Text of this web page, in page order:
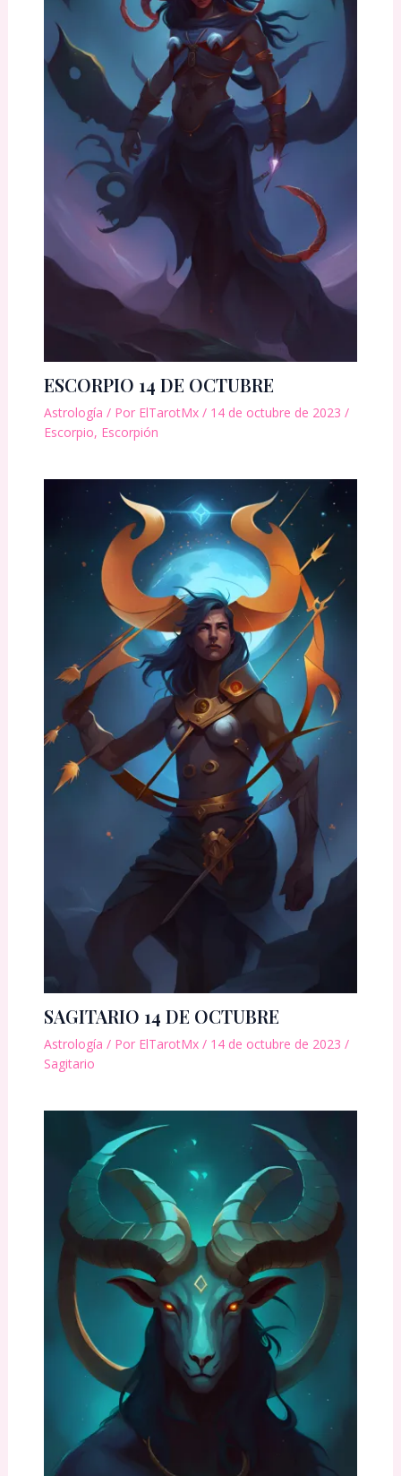
ESCORPIO 14 DE OCTUBRE
Astrología / Por ElTarotMx / 14 de octubre de 2023 /
Escorpio, Escorpión
SAGITARIO 14 DE OCTUBRE
Astrología / Por ElTarotMx / 14 de octubre de 2023 /
Sagitario